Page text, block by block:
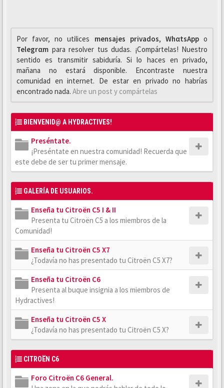
Por favor, no utilices mensajes privados, WhαtsAppo
Telegrαm para resolver tus dudas. ¡Compártelas! Nuestro
sentido es transmitir sabiduría. Si lo haces en privado,
mañana no estará disponible. Encontraste nuestra
comunidad en internet. De estar en privado no habrías
encontrado nada. Abre un post y compártelas
BIENVENID@ A HYDRACTIVES!
Preséntate.
¡Preséntate en nuestra comunidad! Recuerda que
este debe de ser tu primer mensaje.
GALERÍA DE USUARIOS.
Enseña tu Citroën C5 I & II
Presenta tu Citroën C5 a los miembros de la
Comunidad!
Enseña tu Citroën C5 X7
¿Todavía no has presentado tu Citroën C5 X7?
Enseña tu Citroën C6
Presenta al buque insignia a los miembros de
Hydractives!
Enseña tu Citroën C5 X
¿Todavía no has presentado tu Citroën C5 X?
CITROËN C6
Foro Citroën C6 General.